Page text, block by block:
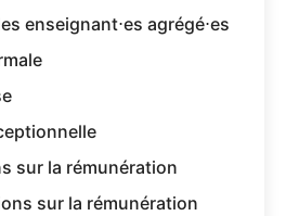
enseignant⋅es agrégé⋅es
sur la rémunération
sur la rémunération